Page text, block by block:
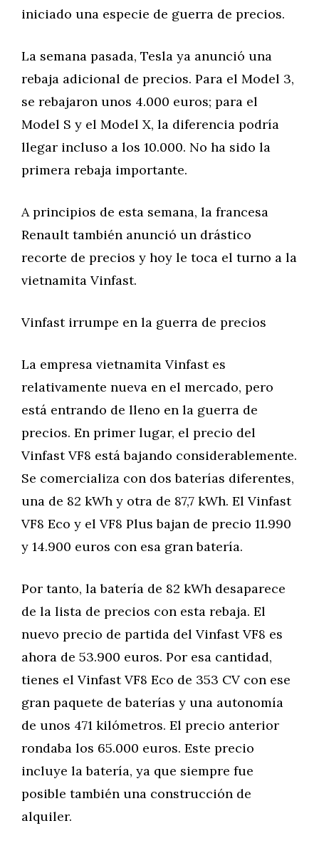
iniciado una especie de guerra de precios.
La semana pasada, Tesla ya anunció una
rebaja adicional de precios. Para el Model 3,
se rebajaron unos 4.000 euros; para el
Model S y el Model X, la diferencia podría
llegar incluso a los 10.000. No ha sido la
primera rebaja importante.
A principios de esta semana, la francesa
Renault también anunció un drástico
recorte de precios y hoy le toca el turno a la
vietnamita Vinfast.
Vinfast irrumpe en la guerra de precios
La empresa vietnamita Vinfast es
relativamente nueva en el mercado, pero
está entrando de lleno en la guerra de
precios. En primer lugar, el precio del
Vinfast VF8 está bajando considerablemente.
Se comercializa con dos baterías diferentes,
una de 82 kWh y otra de 87,7 kWh. El Vinfast
VF8 Eco y el VF8 Plus bajan de precio 11.990
y 14.900 euros con esa gran batería.
Por tanto, la batería de 82 kWh desaparece
de la lista de precios con esta rebaja. El
nuevo precio de partida del Vinfast VF8 es
ahora de 53.900 euros. Por esa cantidad,
tienes el Vinfast VF8 Eco de 353 CV con ese
gran paquete de baterías y una autonomía
de unos 471 kilómetros. El precio anterior
rondaba los 65.000 euros. Este precio
incluye la batería, ya que siempre fue
posible también una construcción de
alquiler.